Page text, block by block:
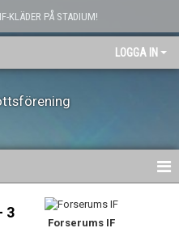
KLÄDER PÅ STADIUM!
LOGGA IN
3
Forserums IF